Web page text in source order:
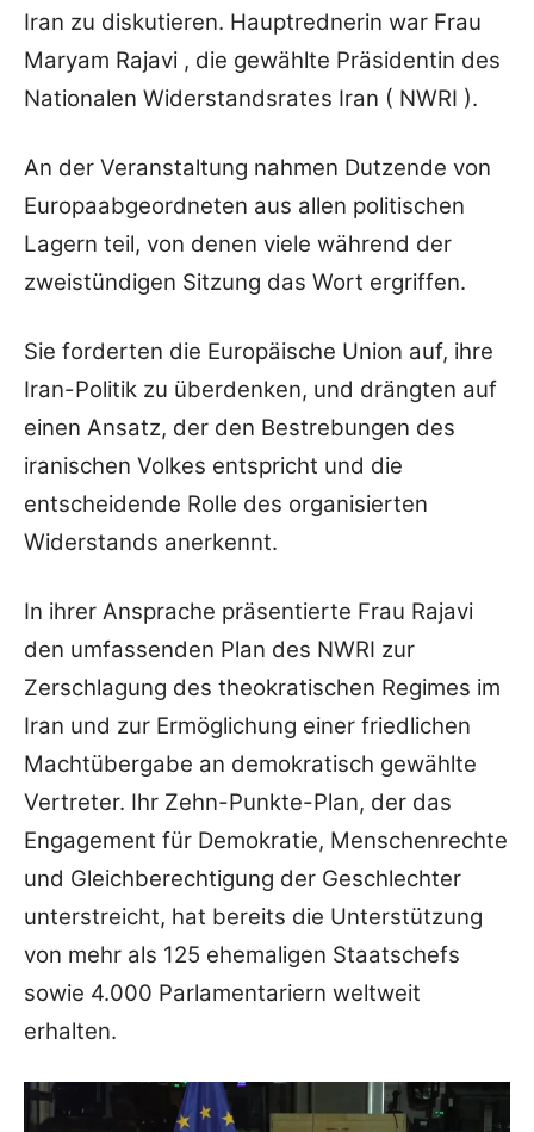
Iran zu diskutieren. Hauptrednerin war Frau
Maryam Rajavi , die gewählte Präsidentin des
Nationalen Widerstandsrates Iran ( NWRI ).
An der Veranstaltung nahmen Dutzende von
Europaabgeordneten aus allen politischen
Lagern teil, von denen viele während der
zweistündigen Sitzung das Wort ergriffen.
Sie forderten die Europäische Union auf, ihre
Iran-Politik zu überdenken, und drängten auf
einen Ansatz, der den Bestrebungen des
iranischen Volkes entspricht und die
entscheidende Rolle des organisierten
Widerstands anerkennt.
In ihrer Ansprache präsentierte Frau Rajavi
den umfassenden Plan des NWRI zur
Zerschlagung des theokratischen Regimes im
Iran und zur Ermöglichung einer friedlichen
Machtübergabe an demokratisch gewählte
Vertreter. Ihr Zehn-Punkte-Plan, der das
Engagement für Demokratie, Menschenrechte
und Gleichberechtigung der Geschlechter
unterstreicht, hat bereits die Unterstützung
von mehr als 125 ehemaligen Staatschefs
sowie 4.000 Parlamentariern weltweit
erhalten.